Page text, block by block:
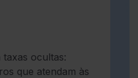
taxas ocultas:
que atendam às